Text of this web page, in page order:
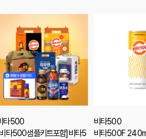
타500
타500샘플키트포함]비타5
비타500
비타500F